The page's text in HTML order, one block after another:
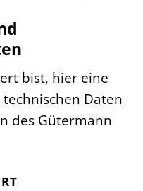
bist, hier eine
Daten
des Gütermann